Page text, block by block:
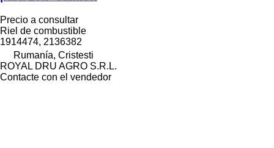
Precio a consultar
Riel de combustible
1914474, 2136382
Rumanía, Cristesti
ROYAL DRU AGRO S.R.L.
Contacte con el vendedor